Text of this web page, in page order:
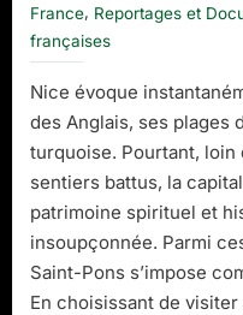
France, Reportages et
françaises
Nice évoque
des Anglais, ses plages
turquoise. Pourtant,
sentiers battus, la
patrimoine spirituel et
insoupçonnée. Parmi
Saint-Pons s’impose
En choisissant de